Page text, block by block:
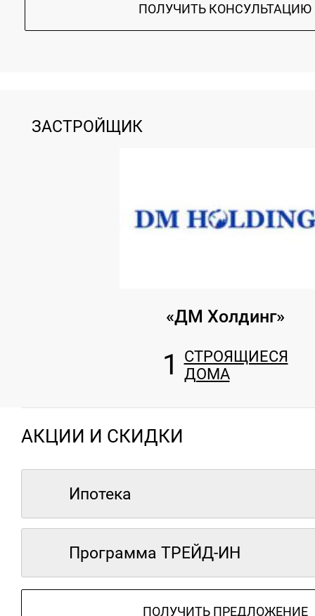
ПОЛУЧИТЬ КОНСУЛЬТАЦИЮ
ЗАСТРОЙЩИК
«ДМ Холдинг»
1
СТРОЯЩИЕСЯ
ДОМА
АКЦИИ И СКИДКИ
Ипотека
Программа ТРЕЙД-ИН
ПОЛУЧИТЬ ПРЕДЛОЖЕНИЕ